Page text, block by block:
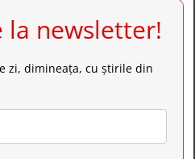
la newsletter!
zi, dimineața, cu știrile din